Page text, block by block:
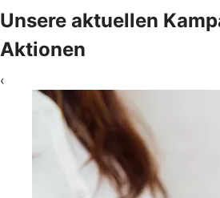
Unsere aktuellen
Aktionen
‹